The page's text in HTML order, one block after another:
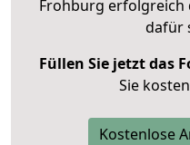
Frohburg
dafür
Füllen Sie jetzt das
Sie
Kostenlose